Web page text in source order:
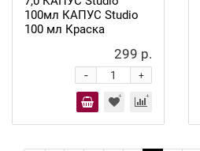
100мл КАПУС Studio
100 мл Краска
299 р.
+
-